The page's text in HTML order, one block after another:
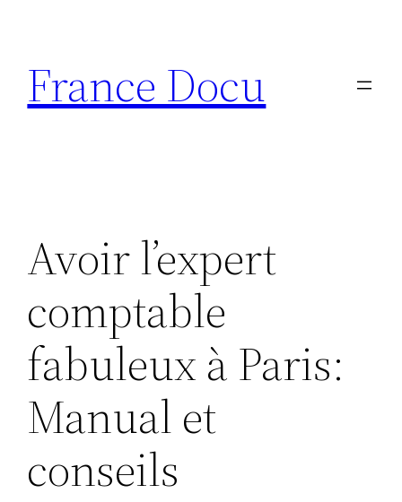
contenu
France Docu
Avoir l’expert
comptable
fabuleux à Paris:
Manual et
conseils